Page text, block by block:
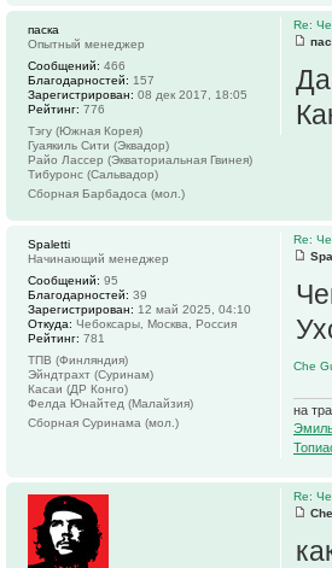
Re:
паска
Опытный менеджер
Сообщений: 466
Благодарностей: 157
Зарегистрирован: 08 дек 2017, 18:05
Рейтинг: 776
Тэгу (Южная Корея)
Гуаякиль Сити (Эквадор)
Райо Лассер (Экваториальная Гвинея)
Тибуронс (Сальвадор)
Сборная Барбадоса (мол.)
Re:
Che
на
Spaletti
Начинающий менеджер
Сообщений: 95
Благодарностей: 39
Зарегистрирован: 12 май 2025, 04:10
Откуда: Чебоксары, Москва, Россия
Рейтинг: 781
ТПВ (Финляндия)
Эйндтрахт (Суринам)
Касаи (ДР Конго)
Фелда Юнайтед (Малайзия)
Сборная Суринама (мол.)
Re: